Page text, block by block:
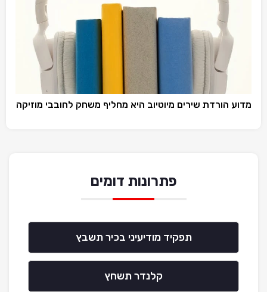
מדוע הורדת שירים מיוטיוב היא מחליף משחק לחובבי מוזיקה
פתרונות דומים
תפקיד מודיעיני בכיר תשבץ
קלנדר תשחץ